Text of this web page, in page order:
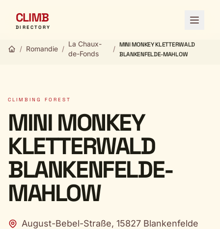
CLIMB
DIRECTORY Open
/ Romandie /
La Chaux-
de-Fonds
/ MINI MONKEY KLETTERWALD
BLANKENFELDE-MAHLOW
CLIMBING FOREST
MINI MONKEY
KLETTERWALD
BLANKENFELDE-
MAHLOW
August-Bebel-Straße, 15827 Blankenfelde